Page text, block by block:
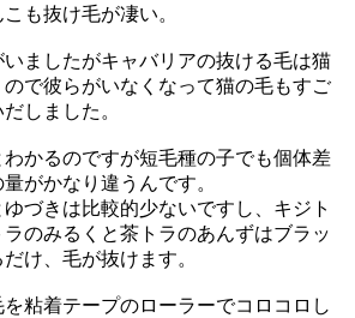
も抜け毛が凄い。
ましたがキャバリアの抜ける毛は猫
で彼らがいなくなって猫の毛もすご
しました。
かるのですが短毛種の子でも個体差
がかなり違うんです。
づきは比較的少ないですし、キジト
のみるくと茶トラのあんずはブラッ
け、毛が抜けます。
粘着テープのローラーでコロコロし